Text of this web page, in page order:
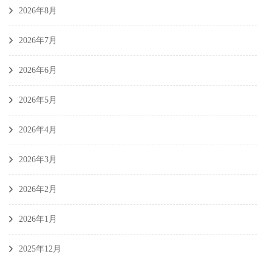
2026年8月
2026年7月
2026年6月
2026年5月
2026年4月
2026年3月
2026年2月
2026年1月
2025年12月